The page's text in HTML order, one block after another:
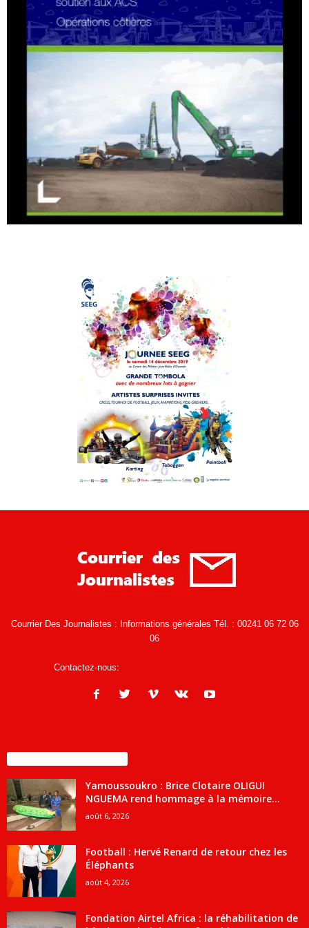
Courrier Des Journalistes : Informations générales Tél. : 00241 06 72 06
06
Contactez-nous:
Yamoussoukro : Brice Clotaire OLIGUI
NGUEMA rend hommage à la mémoire...
août 6, 2026
Football : Hervé Renard de retour chez les
Éléphants
août 4, 2026
Fondation Airtel Africa : la réhabilitation de